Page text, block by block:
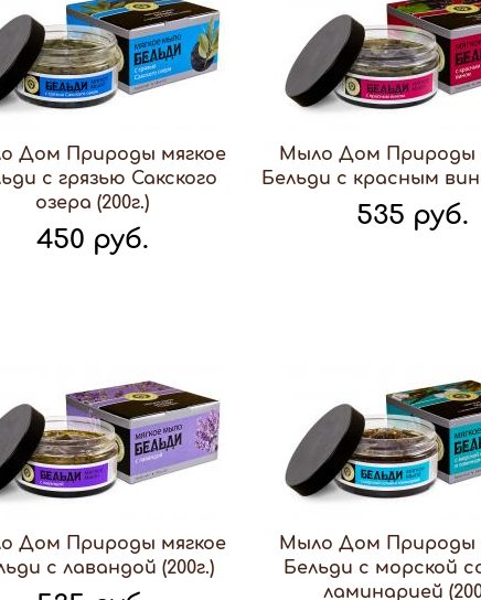
Дом Природы мягкое
с грязью Сакского
озера (200г.)
450 руб.
Мыло Дом Природы
Бельди с красным
535 руб.
Дом Природы мягкое
с лавандой (200г.)
Мыло Дом Природы
Бельди с морской
ламинарией